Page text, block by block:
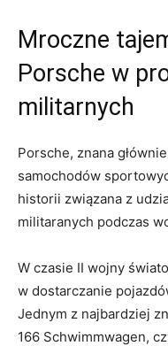
Mroczne
Porsche w
militarnych
Porsche, znana
samochodów⁢
‌historii‌ związana z
militaranych podczas⁣
W czasie II wojny
w dostarczanie
Jednym z najbardziej
166 Schwimmwagen,